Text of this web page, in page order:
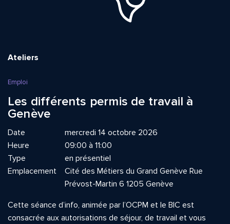
Ateliers
Emploi
Les différents permis de travail à
Genève
Date
mercredi 14 octobre 2026
Heure
09:00 à 11:00
Type
en présentiel
Emplacement
Cité des Métiers du Grand Genève Rue
Prévost-Martin 6 1205 Genève
Cette séance d’info, animée par l’OCPM et le BIC est
consacrée aux autorisations de séjour, de travail et vous